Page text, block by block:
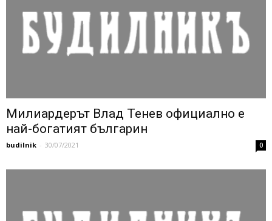
Милиардерът Влад Тенев официално е
най-богатият българин
budilnik - 30/07/2021 0